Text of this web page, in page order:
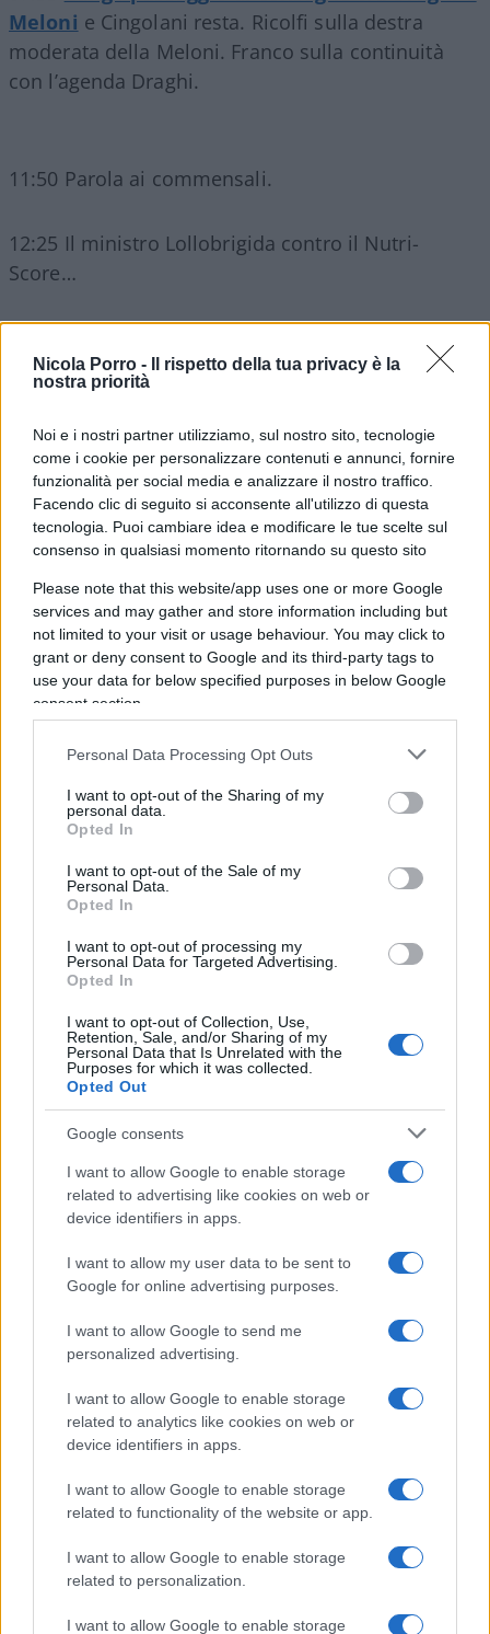
Nicola Porro -
Il rispetto della tua privacy è la
nostra priorità
Noi e i nostri partner utilizziamo, sul nostro sito, tecnologie
come i cookie per personalizzare contenuti e annunci, fornire
funzionalità per social media e analizzare il nostro traffico.
Facendo clic di seguito si acconsente all'utilizzo di questa
tecnologia. Puoi cambiare idea e modificare le tue scelte sul
consenso in qualsiasi momento ritornando su questo sito
Please note that this website/app uses one or more Google
services and may gather and store information including but
not limited to your visit or usage behaviour. You may click to
grant or deny consent to Google and its third-party tags to
use your data for below specified purposes in below Google
consent section.
Personal Data Processing Opt Outs
I want to opt-out of the Sharing of my
personal data.
Opted In
I want to opt-out of the Sale of my
Personal Data.
Opted In
I want to opt-out of processing my
Personal Data for Targeted Advertising.
Opted In
I want to opt-out of Collection, Use,
Retention, Sale, and/or Sharing of my
Personal Data that Is Unrelated with the
Purposes for which it was collected.
Opted Out
Google consents
I want to allow Google to enable storage
related to advertising like cookies on web or
device identifiers in apps.
I want to allow my user data to be sent to
Google for online advertising purposes.
I want to allow Google to send me
personalized advertising.
I want to allow Google to enable storage
related to analytics like cookies on web or
device identifiers in apps.
I want to allow Google to enable storage
related to functionality of the website or app.
I want to allow Google to enable storage
related to personalization.
I want to allow Google to enable storage
Meloni e Cingolani resta. Ricolfi sulla destra
moderata della Meloni. Franco sulla continuità
con l’agenda Draghi.
11:50 Parola ai commensali.
12:25 Il ministro Lollobrigida contro il Nutri-
Score…
Messaggeroche se facesse un decimo di quello
che dice sarebbe stupendo.
15:10 Perotti e Boeri su questa minchiata del tetto
al gas.
18:25 Giuliano Ferrara sui sistemi elettorali.
19:07 Insopportabili, è il turno diRoberto Burioni
by Mascheroni.
19:20 E poi leggeteBenedetta Tobagi contro
proprio livorosi.
Rushdie
22:30 Mulè vuole che Tajani molli Forza Italia e
stoccatina alla Meloni: “Ci ha deluso”.
Esteri,Sunak
98
Leggi i commenti
SEDUTE SATIRICHE
Vignetta del 07/08/2026